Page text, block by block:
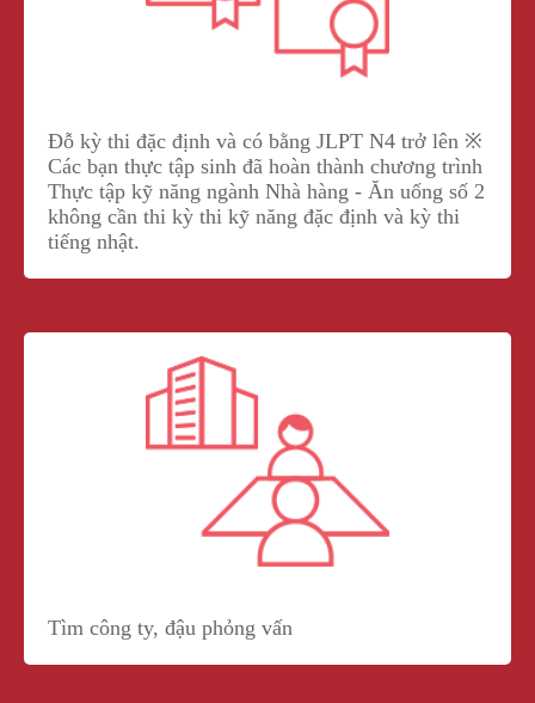
Đỗ kỳ thi đặc định và có bằng JLPT N4 trở lên ※
Các bạn thực tập sinh đã hoàn thành chương trình
Thực tập kỹ năng ngành Nhà hàng - Ăn uống số 2
không cần thi kỳ thi kỹ năng đặc định và kỳ thi
tiếng nhật.
Tìm công ty, đậu phỏng vấn